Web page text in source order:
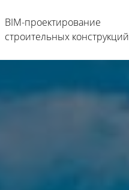
BIM-проектирование
строительных конструкций